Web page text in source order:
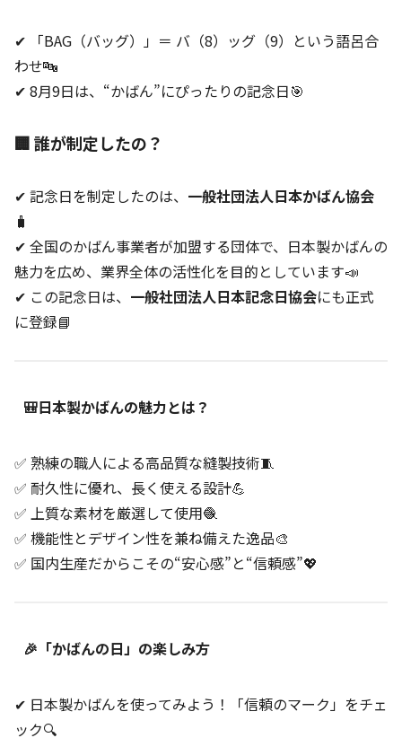
✔ 「BAG（バッグ）」＝ バ（8）ッグ（9）という語呂合
わせ🔤
✔ 8月9日は、“かばん”にぴったりの記念日🎯
🏢 誰が制定したの？
✔ 記念日を制定したのは、 一般社団法人日本かばん協会
🧳
✔ 全国のかばん事業者が加盟する団体で、日本製かばんの
魅力を広め、業界全体の活性化を目的としています📣
✔ この記念日は、 一般社団法人日本記念日協会にも正式
に登録📘
🎒日本製かばんの魅力とは？
✅ 熟練の職人による高品質な縫製技術🧵
✅ 耐久性に優れ、長く使える設計💪
✅ 上質な素材を厳選して使用🧶
✅ 機能性とデザイン性を兼ね備えた逸品🎨
✅ 国内生産だからこその“安心感”と“信頼感”💖
🎉「かばんの日」の楽しみ方
✔ 日本製かばんを使ってみよう！「信頼のマーク」をチェ
ック🔍